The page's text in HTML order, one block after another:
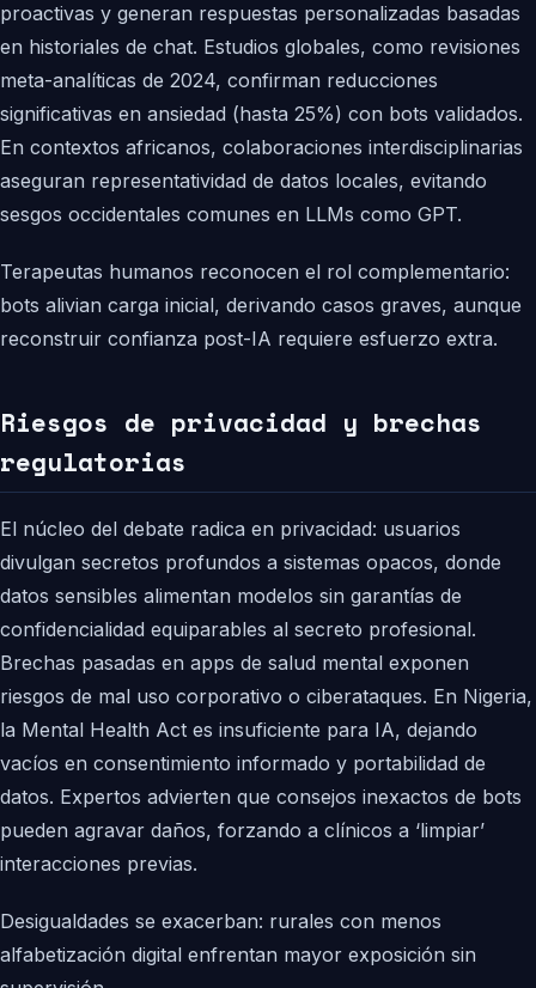
proactivas y generan respuestas personalizadas basadas
en historiales de chat. Estudios globales, como revisiones
meta-analíticas de 2024, confirman reducciones
significativas en ansiedad (hasta 25%) con bots validados.
En contextos africanos, colaboraciones interdisciplinarias
aseguran representatividad de datos locales, evitando
sesgos occidentales comunes en LLMs como GPT.
Terapeutas humanos reconocen el rol complementario:
bots alivian carga inicial, derivando casos graves, aunque
reconstruir confianza post-IA requiere esfuerzo extra.
Riesgos de privacidad y brechas
regulatorias
El núcleo del debate radica en privacidad: usuarios
divulgan secretos profundos a sistemas opacos, donde
datos sensibles alimentan modelos sin garantías de
confidencialidad equiparables al secreto profesional.
Brechas pasadas en apps de salud mental exponen
riesgos de mal uso corporativo o ciberataques. En Nigeria,
la Mental Health Act es insuficiente para IA, dejando
vacíos en consentimiento informado y portabilidad de
datos. Expertos advierten que consejos inexactos de bots
pueden agravar daños, forzando a clínicos a ‘limpiar’
interacciones previas.
Desigualdades se exacerban: rurales con menos
alfabetización digital enfrentan mayor exposición sin